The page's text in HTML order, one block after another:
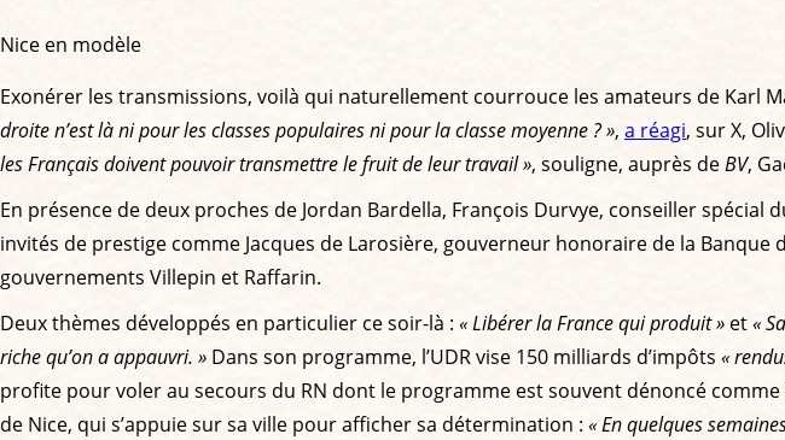
Nice en modèle
Exonérer les transmissions, voilà qui naturellement courrouce les amateurs de Karl
droite n’est là ni pour les classes populaires ni pour la classe moyenne ? », a réagi, sur X,
les Français doivent pouvoir transmettre le fruit de leur travail », souligne, auprès deBV,
En présence de deux proches de Jordan Bardella, François Durvye, conseiller
invités de prestige comme Jacques de Larosière, gouverneur honoraire de la
gouvernements Villepin et Raffarin.
Deux thèmes développés en particulier ce soir-là : « Libérer la France qui produit » et«
riche qu’on a appauvri. » Dans son programme, l’UDR vise 150 milliards d’impôts «
profite pour voler au secours du RN dont le programme est souvent dénoncé
de Nice, qui s’appuie sur sa ville pour afficher sa détermination : « En quelques